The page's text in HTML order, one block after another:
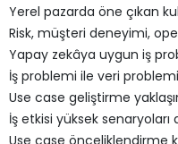
Yerel pazarda öne çıkan
Risk, müşteri deneyimi,
Yapay zekâya uygun iş
İş problemi ile veri
Use case geliştirme
İş etkisi yüksek senaryoları
Use case önceliklendirme